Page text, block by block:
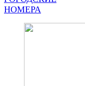
НОМЕРА